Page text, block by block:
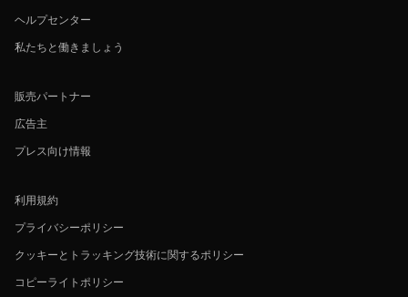
ヘルプセンター
私たちと働きましょう
販売パートナー
広告主
プレス向け情報
利用規約
プライバシーポリシー
クッキーとトラッキング技術に関するポリシー
コピーライトポリシー